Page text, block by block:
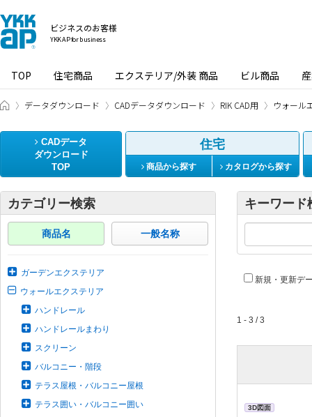
ビジネスのお客様
YKK AP for business
TOP 住宅商品 エクステリア/外装 商品 ビル商品
ビジネスのお客様 HOME
データダウンロード CADデータダウンロード RIK CAD用 ウォール
CADデータ
ダウンロード
TOP
住宅
商品から探す カタログから探す
カテゴリー検索
商品名 一般名称
ガーデンエクステリア
ウォールエクステリア
ハンドレール
ハンドレールまわり
スクリーン
バルコニー・階段
テラス屋根・バルコニー屋根
テラス囲い・バルコニー囲い
キーワード
新規・更新デ
1 - 3 / 3
3D図面